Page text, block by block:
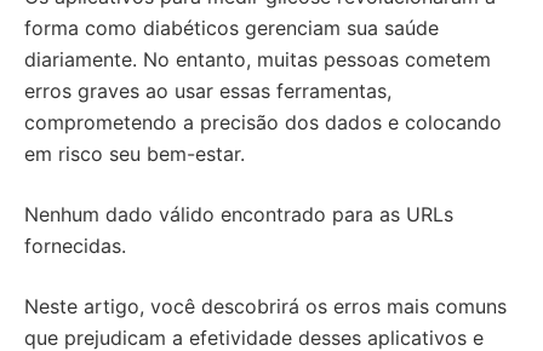
forma como diabéticos gerenciam sua saúde
diariamente. No entanto, muitas pessoas cometem
erros graves ao usar essas ferramentas,
comprometendo a precisão dos dados e colocando
em risco seu bem-estar.
Nenhum dado válido encontrado para as URLs
fornecidas.
Neste artigo, você descobrirá os erros mais comuns
que prejudicam a efetividade desses aplicativos e